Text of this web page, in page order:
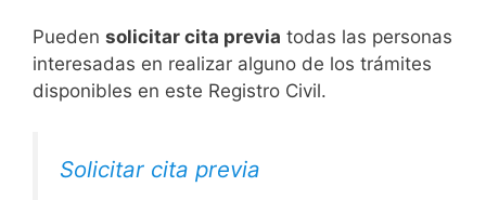
​Pueden solicitar cita previa todas las personas
interesadas en realizar alguno de los trámites
disponibles en este Registro Civil.​
Solicitar cita previa